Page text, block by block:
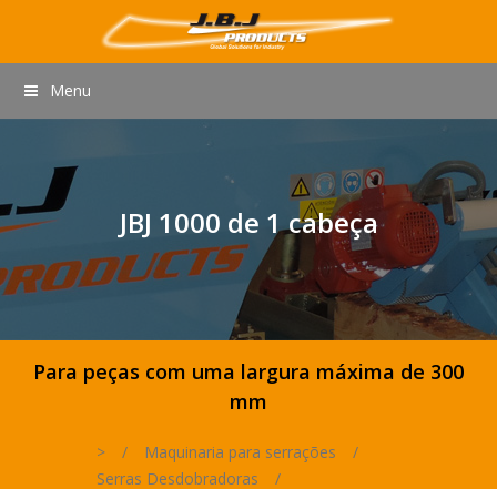
Menu
JBJ 1000 de 1 cabeça
Para peças com uma largura máxima de 300
mm
> / Maquinaria para serrações
/
Serras Desdobradoras
/